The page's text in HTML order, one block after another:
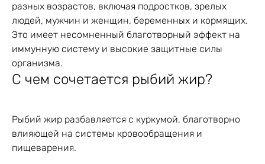
разных возрастов, включая подростков, зрелых
людей, мужчин и женщин, беременных и кормящих.
Это имеет несомненный благотворный эффект на
иммунную систему и высокие защитные силы
организма.
С чем сочетается рыбий жир?
Рыбий жир разбавляется с куркумой, благотворно
влияющей на системы кровообращения и
пищеварения.